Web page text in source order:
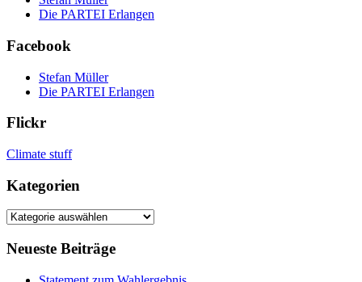
Die PARTEI Erlangen
Facebook
Stefan Müller
Die PARTEI Erlangen
Flickr
Climate stuff
Kategorien
Kategorien
Neueste Beiträge